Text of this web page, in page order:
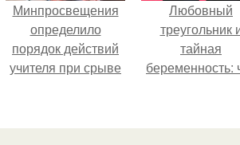
Минпросвещения
определило
порядок действий
учителя при срыве
Любовный
треугольник
тайная
беременность:
Михалкова?